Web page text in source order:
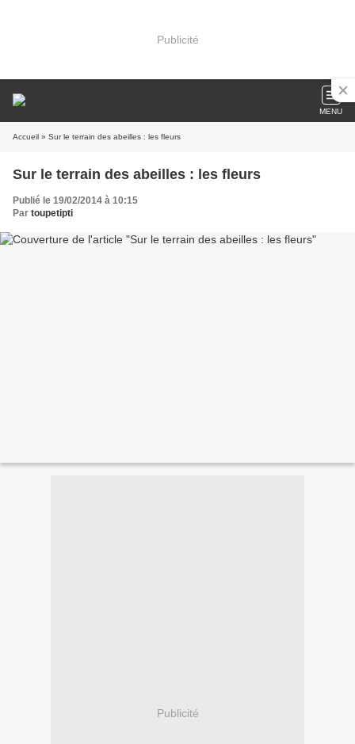
Publicité
MENU
Accueil » Sur le terrain des abeilles : les fleurs
Sur le terrain des abeilles : les fleurs
Publié le 19/02/2014 à 10:15
Par toupetipti
Publicité